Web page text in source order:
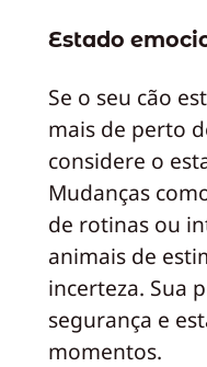
Estado
Se o seu cão
mais de perto
considere o
Mudanças
de rotinas ou
animais de
incerteza. Sua
segurança e
momentos.